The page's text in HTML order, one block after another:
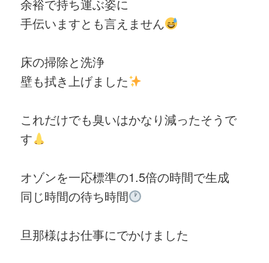
余裕で持ち運ぶ姿に
手伝いますとも言えません
床の掃除と洗浄
壁も拭き上げました
これだけでも臭いはかなり減ったそうで
す
オゾンを一応標準の1.5倍の時間で生成
同じ時間の待ち時間
旦那様はお仕事にでかけました